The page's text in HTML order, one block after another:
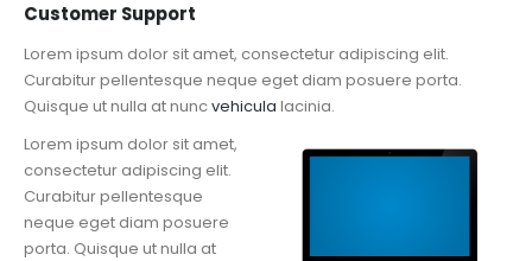
Customer Support
Lorem ipsum dolor sit amet, consectetur adipiscing elit.
Curabitur pellentesque neque eget diam posuere porta.
Quisque ut nulla at nuncvehicula lacinia.
Lorem ipsum dolor sit amet,
consectetur adipiscing elit.
Curabitur pellentesque
neque eget diam posuere
porta. Quisque ut nulla at